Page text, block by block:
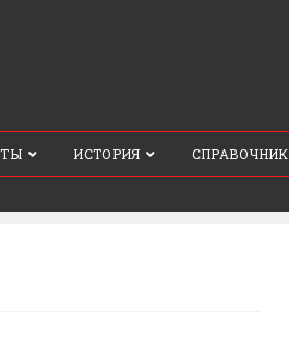
ИСТОРИЯ СПРАВОЧНИК